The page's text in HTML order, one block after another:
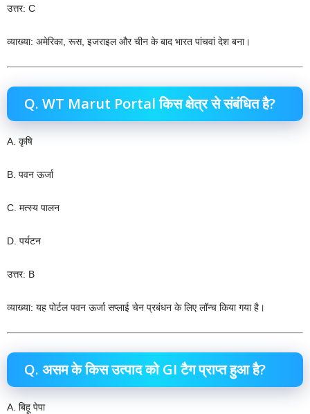
उत्तर: C
व्याख्या: अमेरिका, रूस, इजराइल और चीन के बाद भारत पांचवां देश बना।
Q. WT Marut Portal किस क्षेत्र से संबंधित है?
A. कृषि
B. पवन ऊर्जा
C. मत्स्य पालन
D. पर्यटन
उत्तर: B
व्याख्या: यह पोर्टल पवन ऊर्जा सप्लाई चेन प्रबंधन के लिए लॉन्च किया गया है।
Q. असम के किस उत्पाद को GI टैग प्राप्त हुआ है?
A. बिहू पेपा